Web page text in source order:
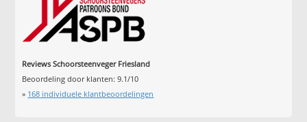
Reviews Schoorsteenveger Friesland
Beoordeling door klanten:9.1/10
» 168 individuele klantbeoordelingen